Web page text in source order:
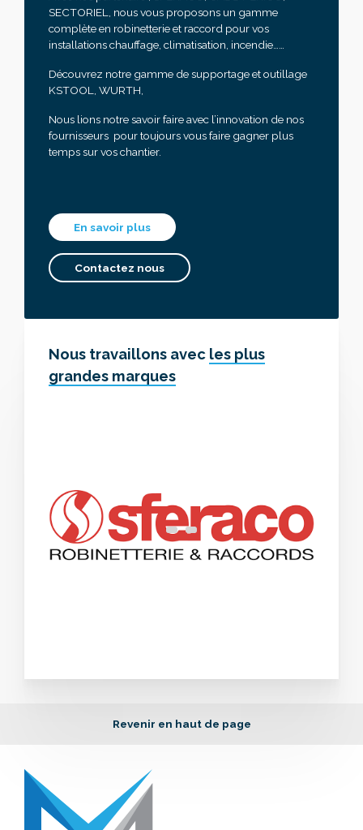
SECTORIEL, nous vous proposons un gamme
complète en robinetterie et raccord pour vos
installations chauffage, climatisation, incendie……
Découvrez notre gamme de supportage et outillage
KSTOOL, WURTH,
Nous lions notre savoir faire avec l’innovation de nos
fournisseurs pour toujours vous faire gagner plus
temps sur vos chantier.
En savoir plus
Contactez nous
Nous travaillons avec les plus
grandes marques
Revenir en haut de page